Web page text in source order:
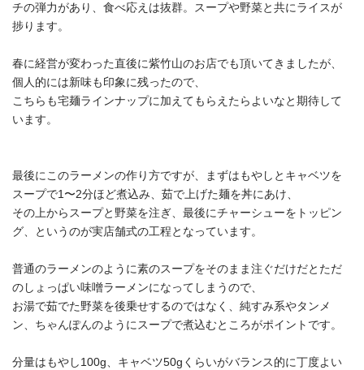
チの弾力があり、食べ応えは抜群。スープや野菜と共にライスが
捗ります。
春に経営が変わった直後に紫竹山のお店でも頂いてきましたが、
個人的には新味も印象に残ったので、
こちらも宅麺ラインナップに加えてもらえたらよいなと期待して
います。
最後にこのラーメンの作り方ですが、まずはもやしとキャベツを
スープで1〜2分ほど煮込み、茹で上げた麺を丼にあけ、
その上からスープと野菜を注ぎ、最後にチャーシューをトッピン
グ、というのが実店舗式の工程となっています。
普通のラーメンのように素のスープをそのまま注ぐだけだとただ
のしょっぱい味噌ラーメンになってしまうので、
お湯で茹でた野菜を後乗せするのではなく、純すみ系やタンメ
ン、ちゃんぽんのようにスープで煮込むところがポイントです。
分量はもやし100g、キャベツ50gくらいがバランス的に丁度よい